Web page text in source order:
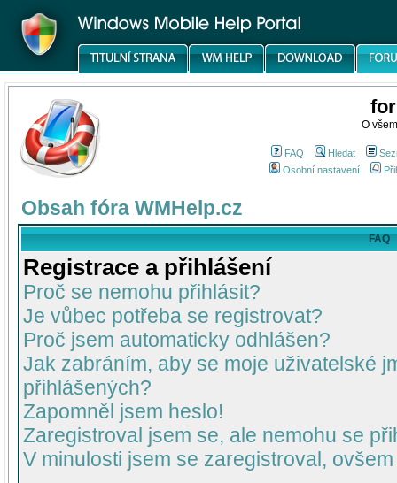
O
FAQ Hledat
Osobní nastavení
Obsah fóra WMHelp.cz
FAQ
Registrace a přihlášení
Proč se nemohu přihlásit?
Je vůbec potřeba se registrovat?
Proč jsem automaticky odhlášen?
Jak zabráním, aby se moje uživatelské
přihlášených?
Zapomněl jsem heslo!
Zaregistroval jsem se, ale nemohu se
V minulosti jsem se zaregistroval,